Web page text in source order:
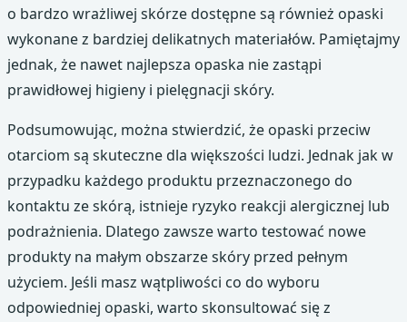
o bardzo wrażliwej skórze dostępne są również opaski
wykonane z bardziej delikatnych materiałów. Pamiętajmy
jednak, że nawet najlepsza opaska nie zastąpi
prawidłowej higieny i pielęgnacji skóry.
Podsumowując, można stwierdzić, że opaski przeciw
otarciom są skuteczne dla większości ludzi. Jednak jak w
przypadku każdego produktu przeznaczonego do
kontaktu ze skórą, istnieje ryzyko reakcji alergicznej lub
podrażnienia. Dlatego zawsze warto testować nowe
produkty na małym obszarze skóry przed pełnym
użyciem. Jeśli masz wątpliwości co do wyboru
odpowiedniej opaski, warto skonsultować się z